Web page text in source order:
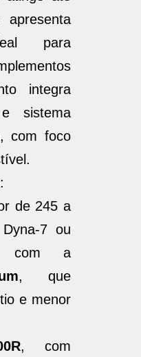
para
integra
sistema
com foco
de 245 a
7 ou
com a
, que
e menor
, com